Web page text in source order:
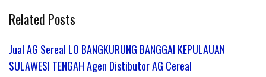
Related Posts
Jual AG Sereal LO BANGKURUNG BANGGAI KEPULAUAN
SULAWESI TENGAH Agen Distibutor AG Cereal